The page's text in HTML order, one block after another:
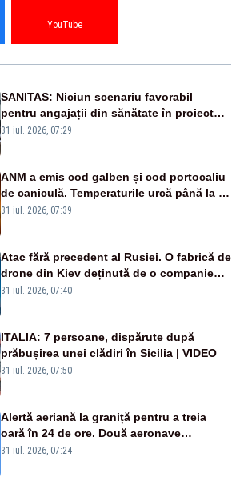
YouTube
SANITAS: Niciun scenariu favorabil
pentru angajații din sănătate în proiectul
Legii salarizării
31 iul. 2026, 07:29
ANM a emis cod galben și cod portocaliu
de caniculă. Temperaturile urcă până la 38
de grade, iar nopțile devin tropicale
31 iul. 2026, 07:39
Atac fără precedent al Rusiei. O fabrică de
drone din Kiev deținută de o companie
americană, distrusă de o rachetă
31 iul. 2026, 07:40
ITALIA: 7 persoane, dispărute după
prăbușirea unei clădiri în Sicilia | VIDEO
31 iul. 2026, 07:50
Alertă aeriană la graniță pentru a treia
oară în 24 de ore. Două aeronave
Eurofighter britanice au fost ridicate de la
31 iul. 2026, 07:24